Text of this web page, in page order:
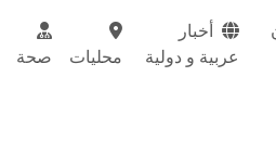
أخبار
عربية و دولية
محليات صحة